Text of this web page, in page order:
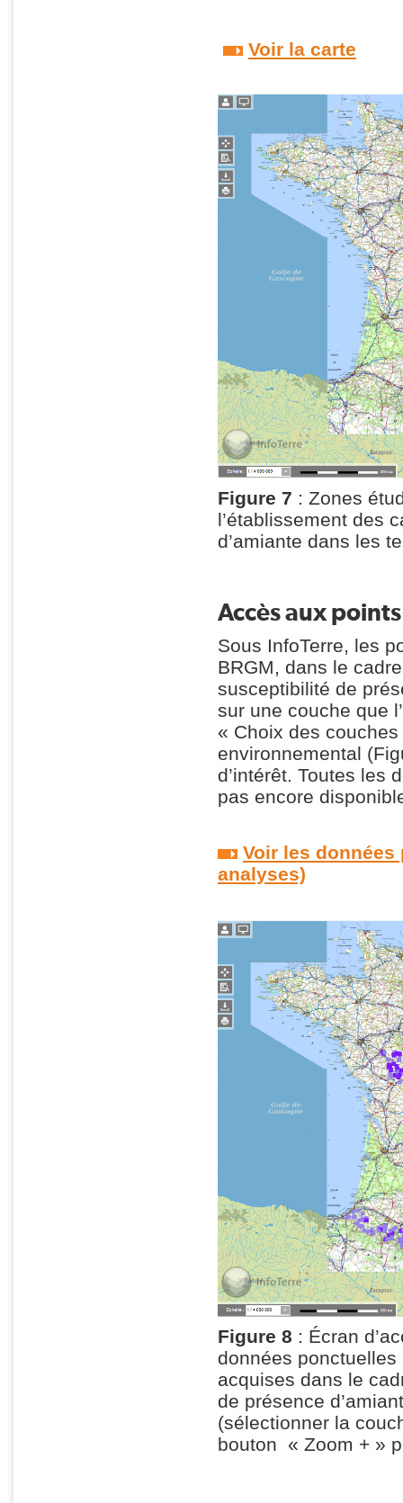
Voir la carte
Figure 7 : Zones
l’établissement des
d’amiante dans les
Accès aux
Sous InfoTerre, les
BRGM, dans le
susceptibilité de
sur une couche que
« Choix des
environnemental
d’intérêt. Toutes les
pas encore
Voir les données
analyses)
Figure 8 : Écran
données ponctuelles
acquises dans le
de présence
(sélectionner la
bouton « Zoom + »